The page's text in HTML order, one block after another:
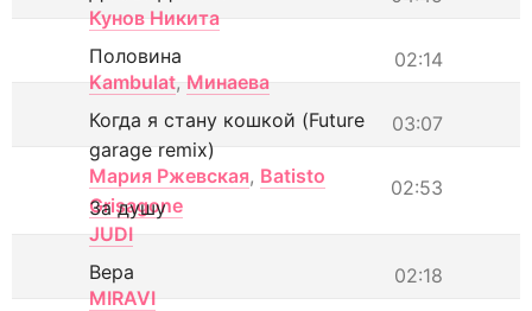
Кунов Никита
02:14
Половина
Kambulat, Минаева
03:07
Когда я стану кошкой (Future
garage remix)
Мария Ржевская, Batisto
Grisagone
02:53
За душу
JUDI
02:18
Вера
MIRAVI